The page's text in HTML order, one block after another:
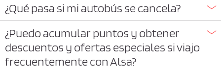
¿Qué pasa si mi autobús se cancela?
¿Puedo acumular puntos y obtener
descuentos y ofertas especiales si viajo
frecuentemente con Alsa?